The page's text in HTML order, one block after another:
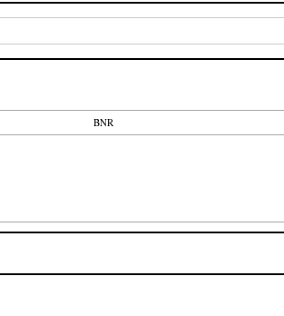
BNR